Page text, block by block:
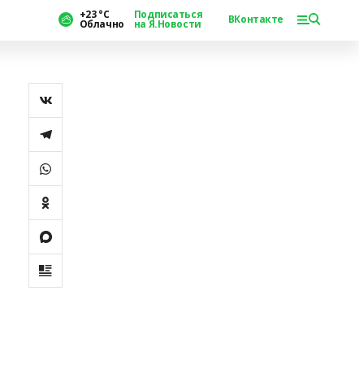
+23 °С
Облачно
Подписаться
на Я.Новости ВКонтакте